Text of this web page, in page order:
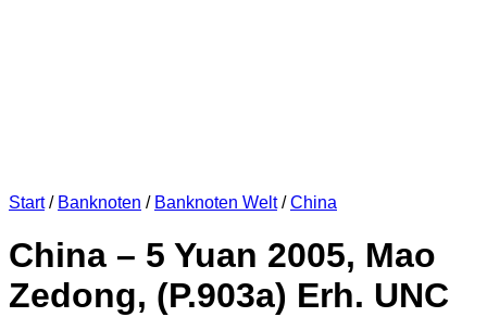
Start / Banknoten / Banknoten Welt / China
China – 5 Yuan 2005, Mao
Zedong, (P.903a) Erh. UNC